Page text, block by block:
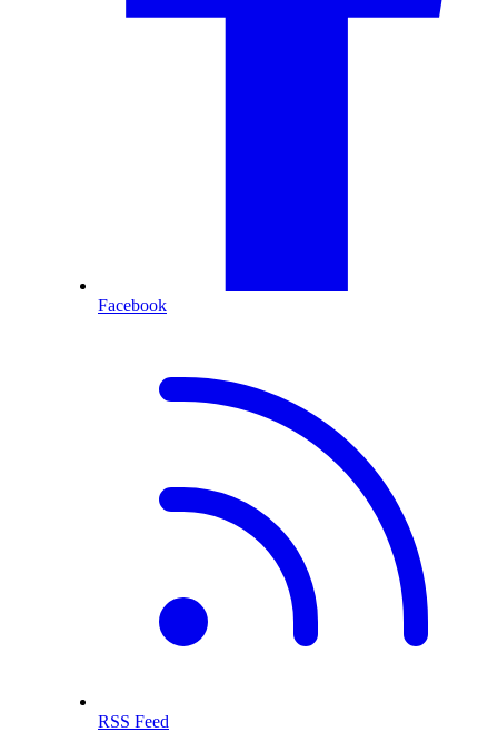
Facebook
RSS Feed